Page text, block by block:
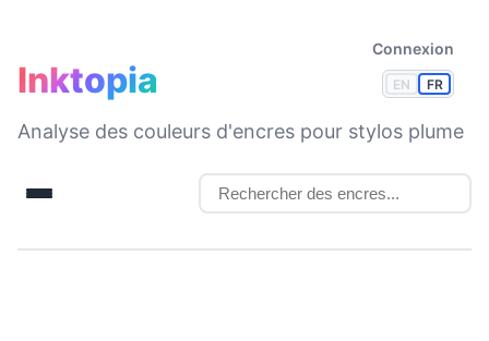
EN FR
Connexion
Inktopia
Analyse des couleurs d'encres pour stylos plume